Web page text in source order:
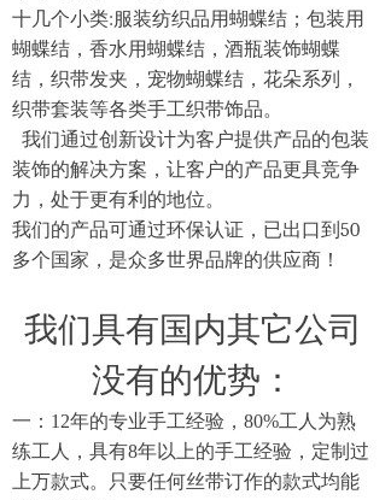
十几个小类:服装纺织品用蝴蝶结；包装用
蝴蝶结，香水用蝴蝶结，酒瓶装饰蝴蝶
结，织带发夹，宠物蝴蝶结，花朵系列，
织带套装等各类手工织带饰品。
我们通过创新设计为客户提供产品的包装
装饰的解决方案，让客户的产品更具竞争
力，处于更有利的地位。
我们的产品可通过环保认证，已出口到 50
多个国家，是众多世界品牌的供应商！
我们具有国内其它公司
没有的优势：
一：12年的专业手工经验，80%工人为熟
练工人，具有8年以上的手工经验，定制过
上万款式。只要任何丝带订作的款式均能